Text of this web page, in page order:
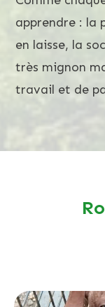
apprendre : la
en laisse, la
très mignon
travail et de